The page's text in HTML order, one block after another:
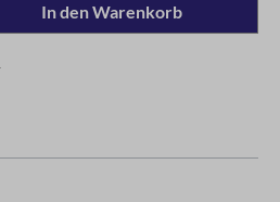
In den Warenkorb